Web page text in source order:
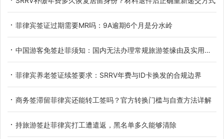
菲律宾签证过期需要MR吗：9A逾期6个月是分水岭
中国游客免签赴菲须知：国内无法办理常规旅游签缘由及实用替代方案
菲律宾养老签证续签要求：SRRV年费与ID卡换发的合规边界
商务签滞留菲律宾还能转工签吗？官方转换门槛与自查方法详解
持旅游签赴菲律宾打工遭遣返，黑名单多久能够清除